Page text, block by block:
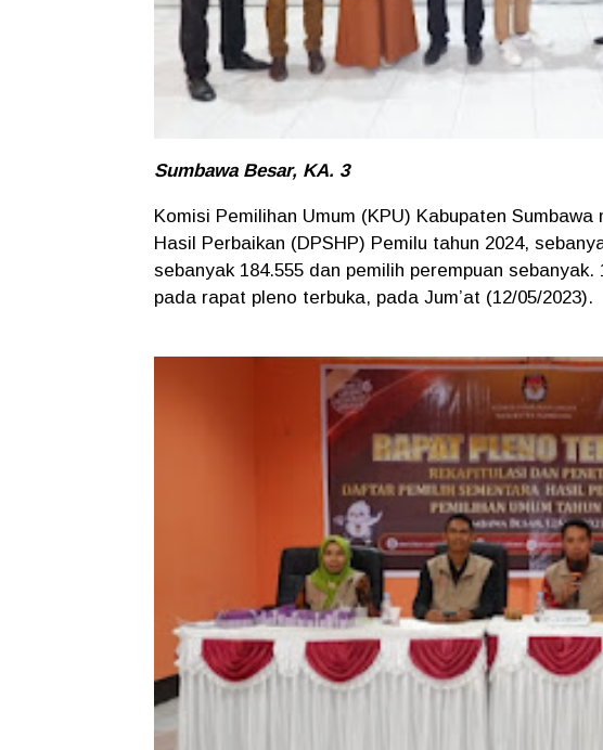
Sumbawa Besar, KA. 3
Komisi Pemilihan Umum (KPU) Kabupaten
Hasil Perbaikan (DPSHP) Pemilu tahun 2024,
sebanyak 184.555 dan pemilih perempuan
pada rapat pleno terbuka, pada Jum’at (12/05/2023).